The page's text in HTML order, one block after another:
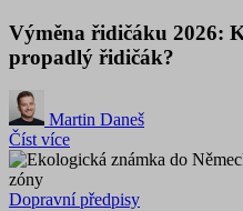
Výměna řidičáku 2026:
propadlý řidičák?
Martin Daneš
Číst více
Dopravní předpisy